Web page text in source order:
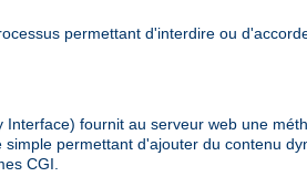
permettant d'interdire ou
Interface) fournit au serveur web une
permettant d'ajouter du contenu
CGI.